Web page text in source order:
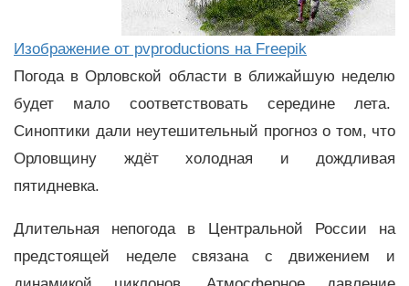
Изображение от pvproductions на Freepik
Погода в Орловской области в ближайшую неделю
будет мало соответствовать середине лета.
Синоптики дали неутешительный прогноз о том, что
Орловщину ждёт холодная и дождливая
пятидневка.
Длительная непогода в Центральной России на
предстоящей неделе связана с движением и